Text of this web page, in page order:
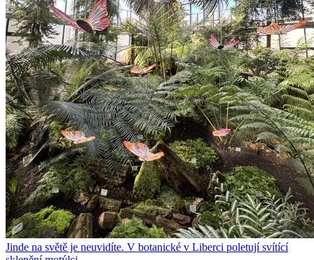
Jinde na světě je neuvidíte. V botanické v Liberci poletují svítící